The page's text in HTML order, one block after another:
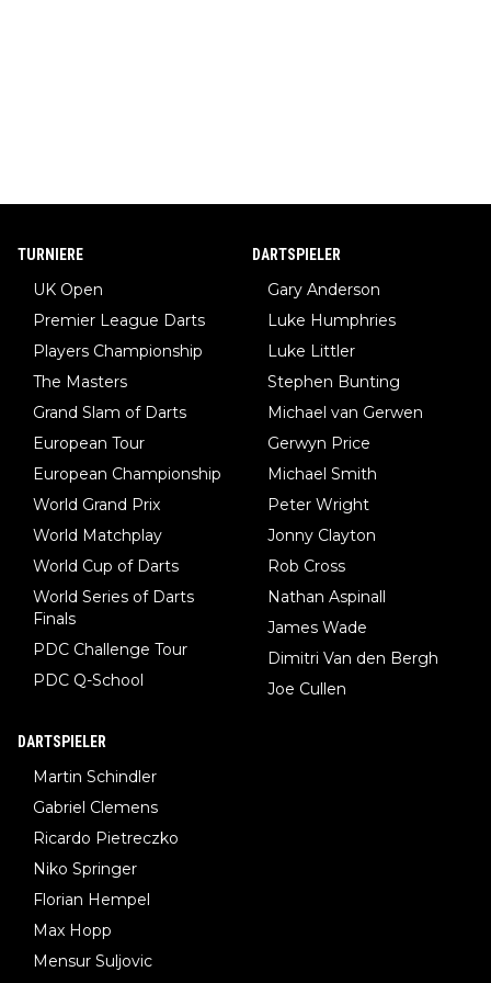
TURNIERE
UK Open
Premier League Darts
Players Championship
The Masters
Grand Slam of Darts
European Tour
European Championship
World Grand Prix
World Matchplay
World Cup of Darts
World Series of Darts
Finals
PDC Challenge Tour
PDC Q-School
DARTSPIELER
Gary Anderson
Luke Humphries
Luke Littler
Stephen Bunting
Michael van Gerwen
Gerwyn Price
Michael Smith
Peter Wright
Jonny Clayton
Rob Cross
Nathan Aspinall
James Wade
Dimitri Van den Bergh
Joe Cullen
DARTSPIELER
Martin Schindler
Gabriel Clemens
Ricardo Pietreczko
Niko Springer
Florian Hempel
Max Hopp
Mensur Suljovic